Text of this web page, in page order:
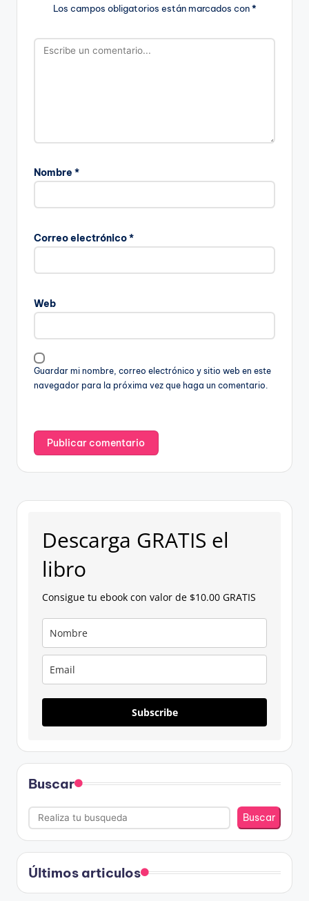
Los campos obligatorios están marcados con*
Nombre *
Correo electrónico*
Web
Guardar mi nombre, correo electrónico y sitio web en este
navegador para la próxima vez que haga un comentario.
Descarga GRATIS el
libro
Consigue tu ebook con valor de $10.00 GRATIS
Subscribe
Buscar
Buscar
Últimos articulos